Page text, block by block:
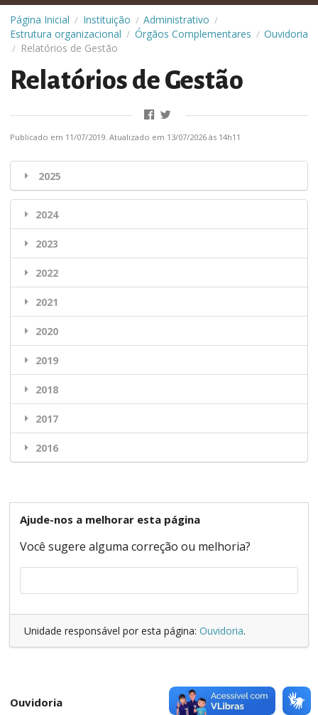
Página Inicial / Instituição / Administrativo /
Estrutura organizacional / Órgãos Complementares / Ouvidoria
/ Relatórios de Gestão
Relatórios de Gestão
Publicado em 11/07/2019. Atualizado em 13/07/2026 às 14h11
2025
2024
2023
2022
2021
2020
2019
2018
2017
2016
Ajude-nos a melhorar esta página
Você sugere alguma correção ou melhoria?
Unidade responsável por esta página: Ouvidoria.
Ouvidoria